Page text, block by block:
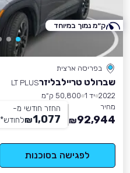
בפריסה ארצית
שברולט טריילבליזרLT PLUS
2022 יד 1
50,800 ק״מ
מחיר
92,944
₪
החזר חודשי מ-
1,077
₪לחודש*
לפגישה בסוכנות
ק״מ נמוך במיוחד